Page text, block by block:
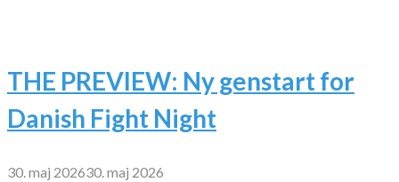
THE PREVIEW: Ny genstart for
Danish Fight Night
30. maj 202630. maj 2026